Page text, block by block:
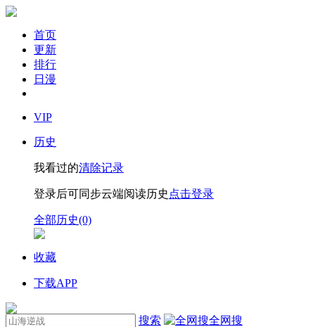
首页
更新
排行
日漫
VIP
历史
我看过的清除记录
登录后可同步云端阅读历史 点击登录
全部历史(0)
收藏
下载APP
搜索 全网搜